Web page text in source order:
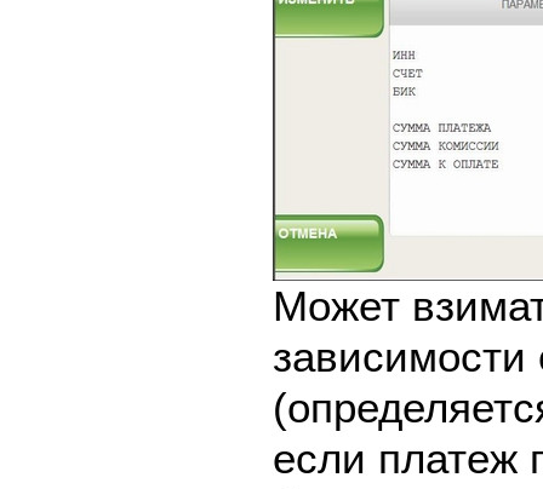
Может
зависимости
если платеж